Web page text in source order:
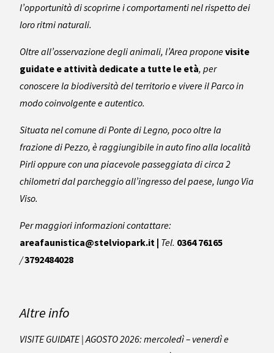
l’opportunità di scoprirne i comportamenti nel rispetto dei
loro ritmi naturali.
Oltre all’osservazione degli animali, l’Area proponevisite
guidate e attività dedicate a tutte le età, per
conoscere la biodiversità del territorio e vivere il Parco in
modo coinvolgente e autentico.
Situata nel comune di Ponte di Legno, poco oltre la
frazione di Pezzo, è raggiungibile in auto fino alla località
Pirli oppure con una piacevole passeggiata di circa 2
chilometri dal parcheggio all’ingresso del paese, lungo Via
Viso.
Per maggiori informazioni contattare:
areafaunistica@stelviopark.it | Tel. 0364 76165
/3792484028
Altre info
VISITE GUIDATE | AGOSTO 2026: mercoledì – venerdì e